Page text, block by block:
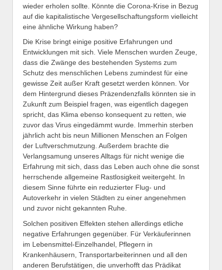
wieder erholen sollte. Könnte die Corona-Krise in Bezug
auf die kapitalistische Vergesellschaftungsform vielleicht
eine ähnliche Wirkung haben?
Die Krise bringt einige positive Erfahrungen und
Entwicklungen mit sich. Viele Menschen wurden Zeuge,
dass die Zwänge des bestehenden Systems zum
Schutz des menschlichen Lebens zumindest für eine
gewisse Zeit außer Kraft gesetzt werden können. Vor
dem Hintergrund dieses Präzendenzfalls könnten sie in
Zukunft zum Beispiel fragen, was eigentlich dagegen
spricht, das Klima ebenso konsequent zu retten, wie
zuvor das Virus eingedämmt wurde. Immerhin sterben
jährlich acht bis neun Millionen Menschen an Folgen
der Luftverschmutzung. Außerdem brachte die
Verlangsamung unseres Alltags für nicht wenige die
Erfahrung mit sich, dass das Leben auch ohne die sonst
herrschende allgemeine Rastlosigkeit weitergeht. In
diesem Sinne führte ein reduzierter Flug- und
Autoverkehr in vielen Städten zu einer angenehmen
und zuvor nicht gekannten Ruhe.
Solchen positiven Effekten stehen allerdings etliche
negative Erfahrungen gegenüber. Für Verkäuferinnen
im Lebensmittel-Einzelhandel, Pflegern in
Krankenhäusern, Transportarbeiterinnen und all den
anderen Berufstätigen, die unverhofft das Prädikat